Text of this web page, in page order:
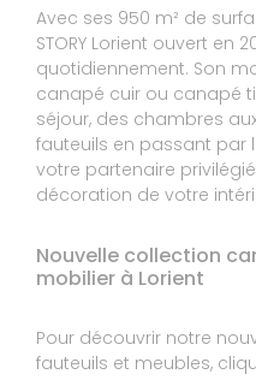
9
10
LAMBARD ALAIN
2ème achat chez
magasin ferme
Expérience du 26/03/
Publié le 27/03/2024
Avis Guest Suite
10
10
très bonne qualité
recommande ce
Avec ses 950 m² de
STORY Lorient ouvert en
quotidiennement. Son
canapé cuir ou canapé
séjour, des chambres
fauteuils en passant par
votre partenaire
décoration de votre
Nouvelle collection
mobilier à Lorient
Pour découvrir notre
fauteuils et meubles,